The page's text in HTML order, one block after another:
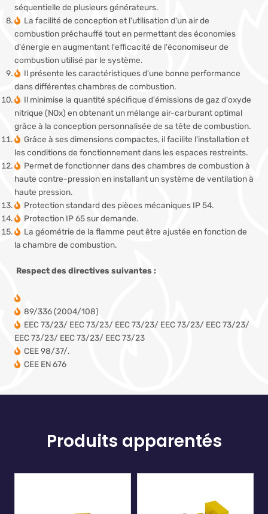
séquentielle de plusieurs générateurs.
La facilité de conception et l'utilisation d'un air de
combustion préchauffé tout en permettant des économies
d'énergie en augmentant l'efficacité de l'économiseur de
combustion utilisé par le système.
Il présente les caractéristiques d'une bonne performance
dans différentes chambres de combustion.
Il minimise la quantité spécifique d'émissions de gaz d'oxyde
nitrique (NOx) en obtenant un mélange air-carburant optimal
grâce à la conception personnalisée de sa tête de combustion.
Grâce à ses dimensions compactes, il facilite l'installation et
les conditions de fonctionnement dans les espaces restreints.
Permet de fonctionner dans des chambres de combustion à
haute contre-pression en installant un système de ventilation à
haute pression.
Protection standard des pièces mécaniques IP 54.
Protection IP 65 sur demande.
La géométrie de la flamme peut être ajustée en fonction de
la chambre de combustion.
Respect des directives suivantes :
89/336 (2004/108)
EEC 73/23/ EEC 73/23/ EEC 73/23/ EEC 73/23/ EEC 73/23/
EEC 73/23/ EEC 73/23/ EEC 73/23
CEE 98/37/.
CEE EN 676
Produits apparentés